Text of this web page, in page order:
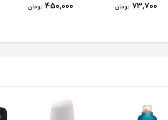
73,700 تومان 450,000 تومان